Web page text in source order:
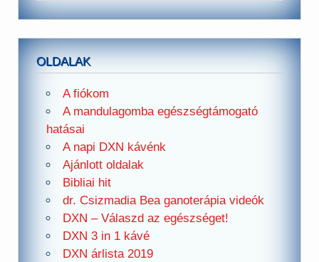
OLDALAK
A fiókom
A mandulagomba egészségtámogató
hatásai
A napi DXN kávénk
Ajánlott oldalak
Bibliai hit
dr. Csizmadia Bea ganoterápia videók
DXN – Válaszd az egészséget!
DXN 3 in 1 kávé
DXN árlista 2019